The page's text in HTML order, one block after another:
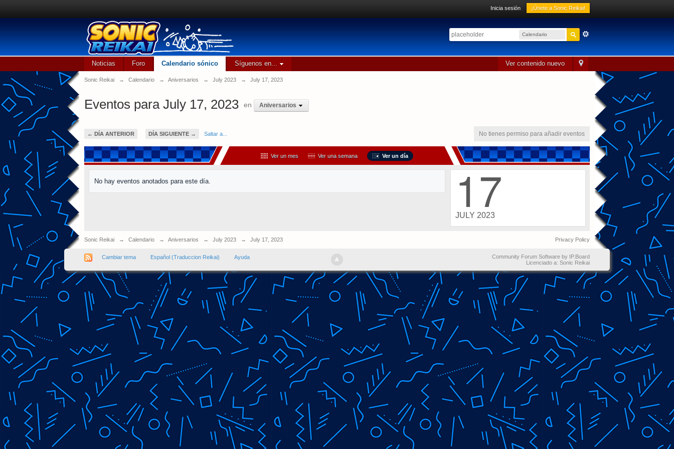
Inicia sesión ¡Únete a Sonic Reikai!
Calendario
sónico
Ver contenido nuevo
Noticias Foro Calendario sónico Síguenos en...
Sonic Reikai → Calendario → Aniversarios → July 2023 → July 17, 2023
Eventos para July 17, 2023 en Aniversarios
← DÍA ANTERIOR DÍA SIGUIENTE → Saltar a... No tienes permiso para añadir eventos
Ver un mes Ver una semana Ver un día
No hay eventos anotados para este día. 17
JULY 2023
Sonic Reikai → Calendario → Aniversarios → July 2023 → July 17, 2023 Privacy Policy
Cambiar tema Español (Traduccion Reikai) Ayuda
Community Forum Software by IP.Board
Licenciado a: Sonic Reikai